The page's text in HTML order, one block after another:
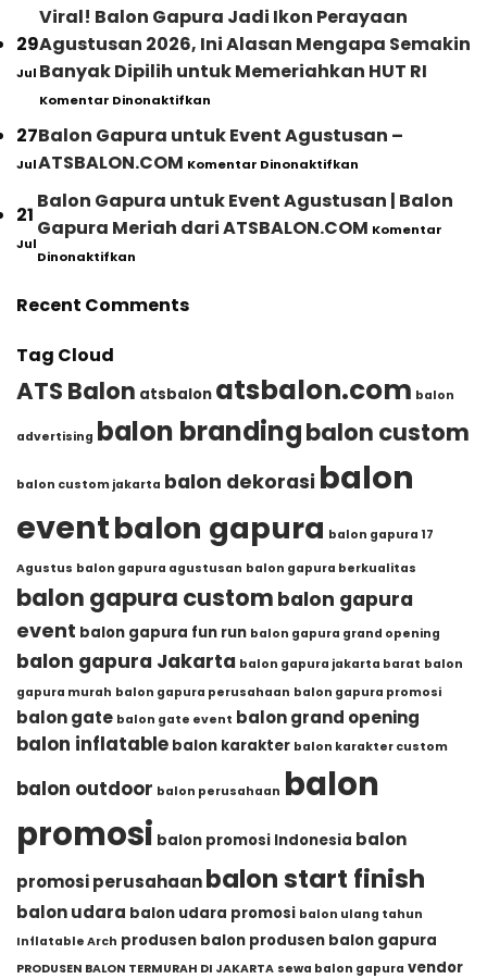
Ini
Mengapa
Banyak
Gapura
Agustusan
2026
|
RI
Profesional
ATSBalon.com
29
Jul
Viral! Balon Gapura Jadi Ikon Perayaan
Agustusan 2026, Ini Alasan Mengapa Semakin
Banyak Dipilih untuk Memeriahkan HUT RI
Komentar Dinonaktifkan
Balon
Jadi
Perayaan
Agustusan
Memeriahkan
RI
27
Jul
Balon Gapura untuk Event Agustusan –
ATSBALON.COM Komentar Dinonaktifkan
Gapura
untuk
Event
21
Jul
Balon Gapura untuk Event Agustusan | Balon
Gapura Meriah dari ATSBALON.COM Komentar
Dinonaktifkan
untuk
Gapura
dari
Recent Comments
Tag Cloud
ATS Balon atsbalon atsbalon.com balon
advertising balon brandingbalon custom
balon custom jakarta balon dekorasi balon
eventbalon gapura balon gapura 17
Agustus balon gapura agustusan balon gapura berkualitas
balon gapura custom balon gapura
event balon gapura fun run balon gapura grand opening
balon gapura Jakarta balon gapura jakarta barat balon
gapura murah balon gapura perusahaan balon gapura promosi
balon gate balon gate event balon grand opening
balon inflatable balon karakter balon karakter custom
balon outdoor balon perusahaan balon
promosi balon promosi Indonesia balon
promosi perusahaanbalon start finish
balon udara balon udara promosi balon ulang tahun
Inflatable Arch produsen balon produsen balon gapura
PRODUSEN BALON TERMURAH DI JAKARTA sewa balon gapura vendor